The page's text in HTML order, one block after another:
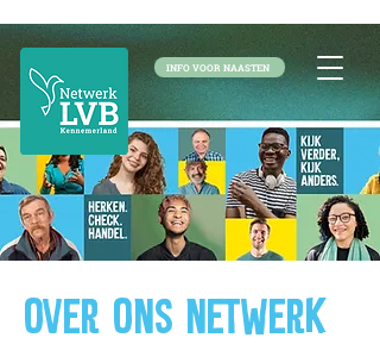
INFO VOOR NAASTEN
OVER ONS NETWERK